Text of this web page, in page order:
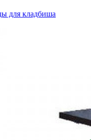
для кладбиша